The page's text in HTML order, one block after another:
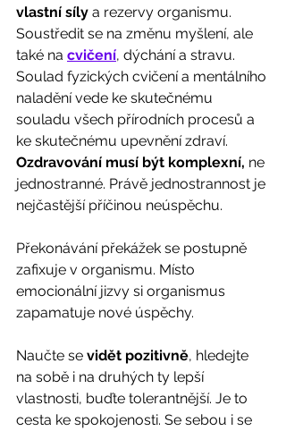
vlastní síly a rezervy organismu.
Soustředit se na změnu myšlení, ale
také na cvičení, dýchání a stravu.
Soulad fyzických cvičení a mentálního
naladění vede ke skutečnému
souladu všech přírodních procesů a
ke skutečnému upevnění zdraví.
Ozdravování musí být komplexní, ne
jednostranné. Právě jednostrannost je
nejčastější příčinou neúspěchu.
Překonávání překážek se postupně
zafixuje v organismu. Místo
emocionální jizvy si organismus
zapamatuje nové úspěchy.
Naučte se vidět pozitivně, hledejte
na sobě i na druhých ty lepší
vlastnosti, buďte tolerantnější. Je to
cesta ke spokojenosti. Se sebou i se